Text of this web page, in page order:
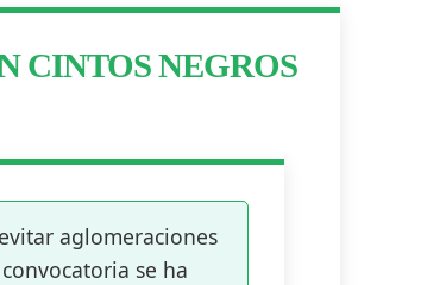
CINTOS NEGROS
aglomeraciones
se ha